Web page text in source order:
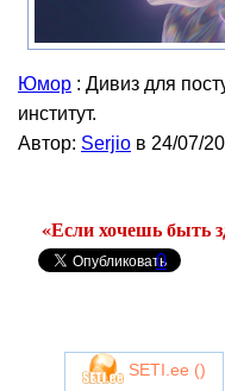
Юмор : Дивиз для
институт.
Автор: Serjio в 24/07/
«Если хочешь быть
0
SETI.ee ()